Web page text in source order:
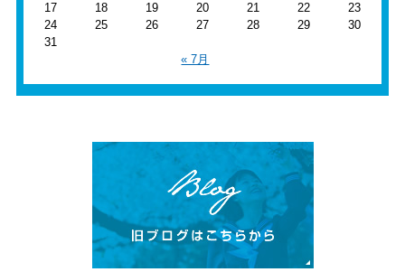
17
18 19 20 21 22
23
24
25 26 27 28 29
30
31
« 7月